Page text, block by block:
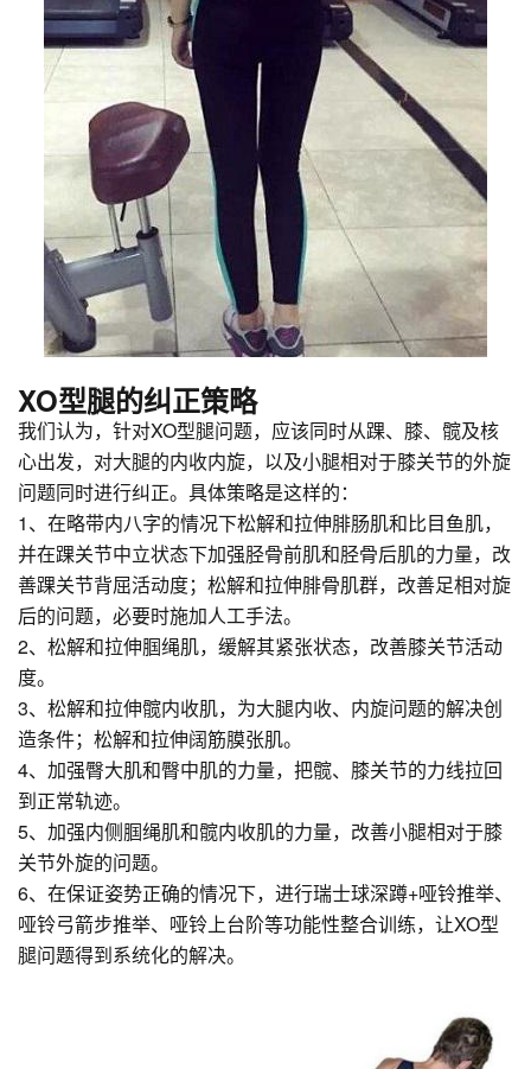
XO型腿的纠正策略
我们认为，针对XO型腿问题，应该同时从踝、膝、髋及核
心出发，对大腿的内收内旋，以及小腿相对于膝关节的外旋
问题同时进行纠正。具体策略是这样的：
1、在略带内八字的情况下松解和拉伸腓肠肌和比目鱼肌，
并在踝关节中立状态下加强胫骨前肌和胫骨后肌的力量，改
善踝关节背屈活动度；松解和拉伸腓骨肌群，改善足相对旋
后的问题，必要时施加人工手法。
2、松解和拉伸腘绳肌，缓解其紧张状态，改善膝关节活动
度。
3、松解和拉伸髋内收肌，为大腿内收、内旋问题的解决创
造条件；松解和拉伸阔筋膜张肌。
4、加强臀大肌和臀中肌的力量，把髋、膝关节的力线拉回
到正常轨迹。
5、加强内侧腘绳肌和髋内收肌的力量，改善小腿相对于膝
关节外旋的问题。
6、在保证姿势正确的情况下，进行瑞士球深蹲+哑铃推举、
哑铃弓箭步推举、哑铃上台阶等功能性整合训练，让XO型
腿问题得到系统化的解决。